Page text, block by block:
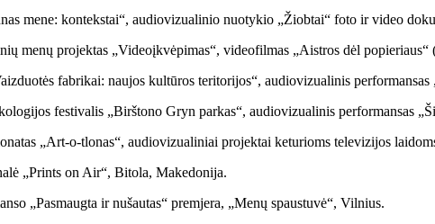
mene: kontekstai“, audiovizualinio nuotykio „Žiobtai“ foto ir video
menų projektas „Videoįkvėpimas“, videofilmas „Aistros dėl
fabrikai: naujos kultūros teritorijos“, audiovizualinis
festivalis „Birštono Gryn parkas“, audiovizualinis performansas
„Art-o-tlonas“, audiovizualiniai projektai keturioms televizijos
„Prints on Air“, Bitola, Makedonija.
„Pasmaugta ir nušautas“ premjera, „Menų spaustuvė“, Vilnius.